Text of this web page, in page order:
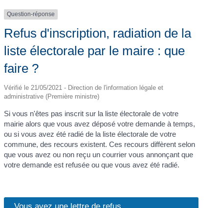
Question-réponse
Refus d'inscription, radiation de la
liste électorale par le maire : que
faire ?
Vérifié le 21/05/2021 - Direction de l'information légale et
administrative (Première ministre)
Si vous n'êtes pas inscrit sur la liste électorale de votre
mairie alors que vous avez déposé votre demande à temps,
ou si vous avez été radié de la liste électorale de votre
commune, des recours existent. Ces recours diffèrent selon
que vous avez ou non reçu un courrier vous annonçant que
votre demande est refusée ou que vous avez été radié.